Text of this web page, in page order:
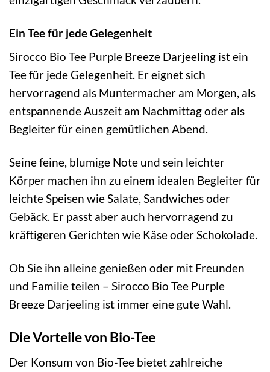
Ein Tee für jede Gelegenheit
Sirocco Bio Tee Purple Breeze Darjeeling ist ein
Tee für jede Gelegenheit. Er eignet sich
hervorragend als Muntermacher am Morgen, als
entspannende Auszeit am Nachmittag oder als
Begleiter für einen gemütlichen Abend.
Seine feine, blumige Note und sein leichter
Körper machen ihn zu einem idealen Begleiter für
leichte Speisen wie Salate, Sandwiches oder
Gebäck. Er passt aber auch hervorragend zu
kräftigeren Gerichten wie Käse oder Schokolade.
Ob Sie ihn alleine genießen oder mit Freunden
und Familie teilen – Sirocco Bio Tee Purple
Breeze Darjeeling ist immer eine gute Wahl.
Die Vorteile von Bio-Tee
Der Konsum von Bio-Tee bietet zahlreiche